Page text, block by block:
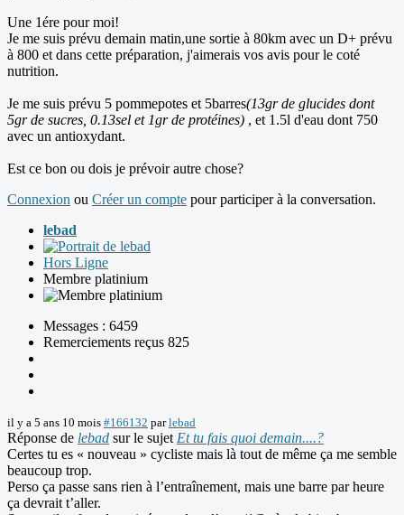
Une 1ére pour moi!
Je me suis prévu demain matin,une sortie à 80km avec un D+ prévu
à 800 et dans cette préparation, j'aimerais vos avis pour le coté
nutrition.
Je me suis prévu 5 pommepotes et 5barres(13gr de glucides dont
5gr de sucres, 0.13sel et 1gr de protéines) , et 1.5l d'eau dont 750
avec un antioxydant.
Est ce bon ou dois je prévoir autre chose?
Connexion ou Créer un compte pour participer à la conversation.
lebad
Hors Ligne
Membre platinium
Messages : 6459
Remerciements reçus 825
il y a 5 ans 10 mois #166132 parlebad
Réponse de lebad sur le sujet Et tu fais quoi demain....?
Certes tu es « nouveau » cycliste mais là tout de même ça me semble
beaucoup trop.
Perso ça passe sans rien à l’entraînement, mais une barre par heure
ça devrait t’aller.